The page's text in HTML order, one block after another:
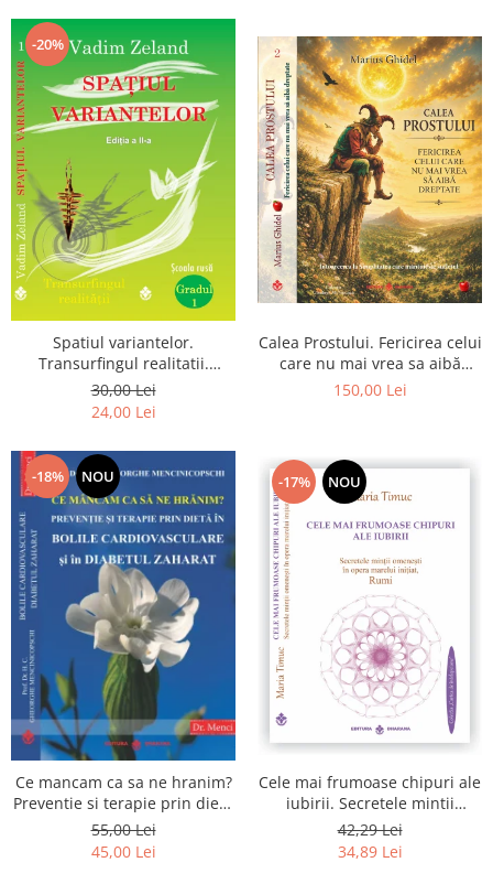
-20%
Spatiul variantelor.
Transurfingul realitatii.
Gradul 1. Cum sa ne
dezvoltam intuitia si sa ne
30,00 Lei
24,00 Lei
Calea Prostului. Fericirea celui
care nu mai vrea sa aibă
dreptate - Intoarcerea la
150,00 Lei
-18% NOU
Ce mancam ca sa ne hranim?
Preventie si terapie prin dieta
in bolile cardiovasculare si in
diabetul zaharat
55,00 Lei
45,00 Lei
-17% NOU
Cele mai frumoase chipuri ale
iubirii. Secretele mintii
omenesti in opera marelui
initiat, Rumi
42,29 Lei
34,89 Lei